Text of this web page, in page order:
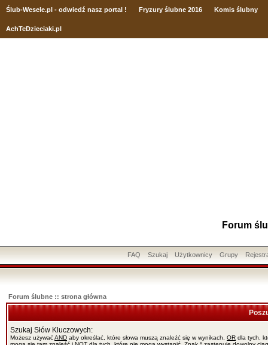
Ślub-Wesele.pl - odwiedź nasz portal ! Fryzury ślubne 2016 Komis ślubny
AchTeDzieciaki.pl
Forum
FAQ Szukaj Użytkownicy Grupy
Forum ślubne :: strona główna
Szukaj Słów Kluczowych:
Możesz używaćAND aby określać, które słowa muszą znaleźć się w wynikach, OR dla tych,